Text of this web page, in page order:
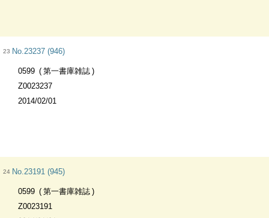
23 No.23237 (946)
0599
第一書庫雑誌
Z0023237
2014/02/01
24 No.23191 (945)
0599
第一書庫雑誌
Z0023191